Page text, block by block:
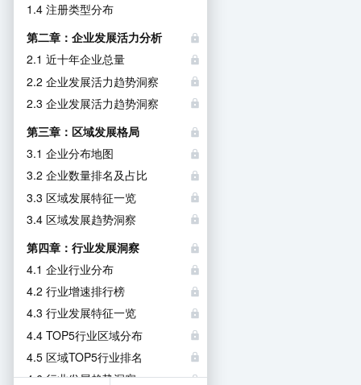
1.4 注册类型分布
第二章：企业发展活力分析
2.1 近十年企业总量
2.2 企业发展活力趋势洞察
2.3 企业发展活力趋势洞察
第三章：区域发展格局
3.1 企业分布地图
3.2 企业数量排名及占比
3.3 区域发展特征一览
3.4 区域发展趋势洞察
第四章：行业发展洞察
4.1 企业行业分布
4.2 行业增速排行榜
4.3 行业发展特征一览
4.4 TOP5行业区域分布
4.5 区域TOP5行业排名
4.6 行业发展趋势洞察